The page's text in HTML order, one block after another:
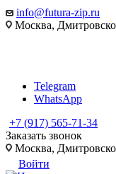
info@futura-zip.ru
Москва,
Telegram
WhatsApp
+7 (917) 565-71-34
Заказать звонок
Москва,
Войти